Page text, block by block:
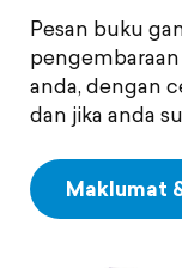
Pesan buku
anda, dengan
dan jika anda
Maklumat